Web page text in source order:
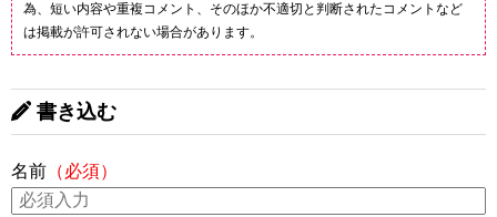
為、短い内容や重複コメント、そのほか不適切と判断されたコメントなど
は掲載が許可されない場合があります。
書き込む
名前 （必須）